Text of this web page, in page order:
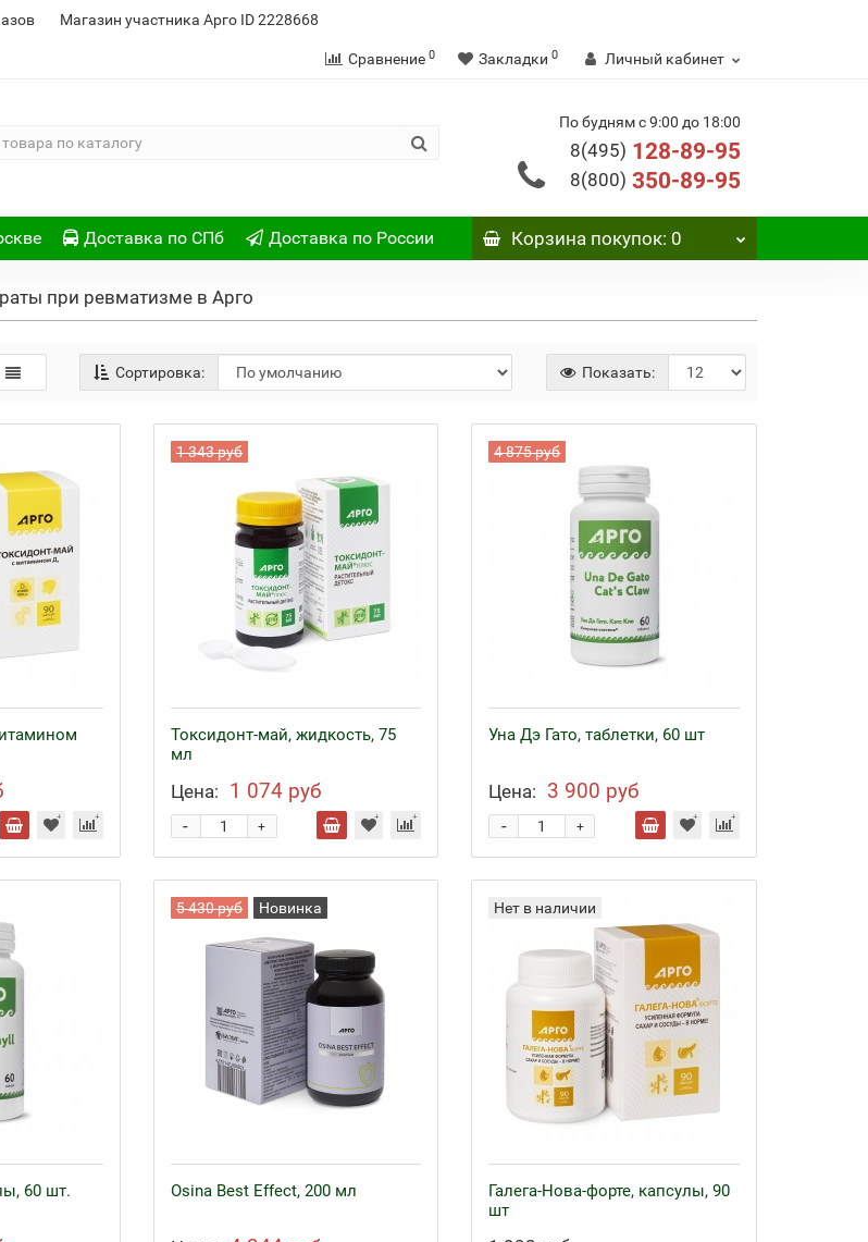
Магазин участника Арго ID 2228668
Сравнение 0 Закладки 0 Личный кабинет
По будням с 9:00 до 18:00
8(495) 128-89-95
8(800) 350-89-95
Доставка по СПб Доставка по России Корзинапокупок: 0
при ревматизме в Арго
Сортировка: Показать:
1 343 руб
Токсидонт-май, жидкость, 75
мл
Цена: 1 074 руб
+
-
4 875 руб
Уна Дэ Гато, таблетки, 60 шт
Цена: 3 900 руб
+
-
60 шт.
5 430 руб Новинка
Osina Best Effect, 200 мл
Нет в наличии
Галега-Нова-форте, капсулы, 90
шт